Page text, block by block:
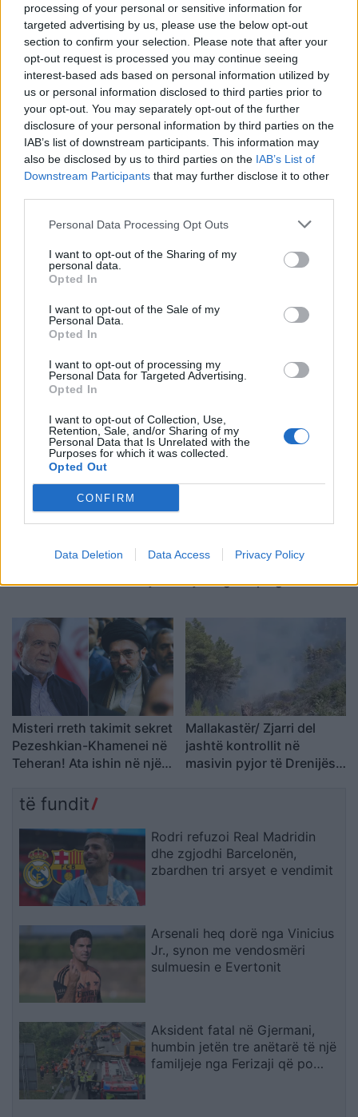
processing of your personal or sensitive information for
targeted advertising by us, please use the below opt-out
section to confirm your selection. Please note that after your
opt-out request is processed you may continue seeing
interest-based ads based on personal information utilized by
us or personal information disclosed to third parties prior to
your opt-out. You may separately opt-out of the further
disclosure of your personal information by third parties on the
IAB’s list of downstream participants. This information may
also be disclosed by us to third parties on the IAB’s List of
Downstream Participants that may further disclose it to other
Personal Data Processing Opt Outs
I want to opt-out of the Sharing of my
personal data.
Opted In
I want to opt-out of the Sale of my
Personal Data.
Opted In
I want to opt-out of processing my
Personal Data for Targeted Advertising.
Opted In
I want to opt-out of Collection, Use,
Retention, Sale, and/or Sharing of my
Personal Data that Is Unrelated with the
Purposes for which it was collected.
Opted Out
CONFIRM
Data Deletion Data Access Privacy Policy
Aksident fatal në
Gjermani, humbin jetën
nga Ferizaji që po
ktheheshin nga Kosova
Konflikt për shërbimin në
një hotel në Dhërmi, ish-
se kërcënoi kamerierin
dhe administratorin
Raportohen 25 vatra zjarri
në 12 orë, 10 mbeten
aktive dhe ndërhyrjet
vijojnë nga toka e ajri
Analiza: Një shqiptar ka
nevojë për 28 mijë dollarë
“pragun e lumturisë”
Durrës/ 40-vjeçari humb
ndjenjat në kantierin e
Aksident i trefishtë në
rrugën Sarandë-Ksamil,
Traumës në Tiranë
Misteri rreth takimit sekret
Pezeshkian-Khamenei në
Teheran! Ata ishin në një
duke e dëgjuar njëri-
Mallakastër/ Zjarri del
jashtë kontrollit në
masivin pyjor të Drenijës!
të fundit
Rodri refuzoi Real Madridin
dhe zgjodhi Barcelonën,
zbardhen tri arsyet e vendimit
Arsenali heq dorë nga Vinicius
Jr., synon me vendosmëri
sulmuesin e Evertonit
Aksident fatal në Gjermani,
humbin jetën tre anëtarë të një
familjeje nga Ferizaji që po